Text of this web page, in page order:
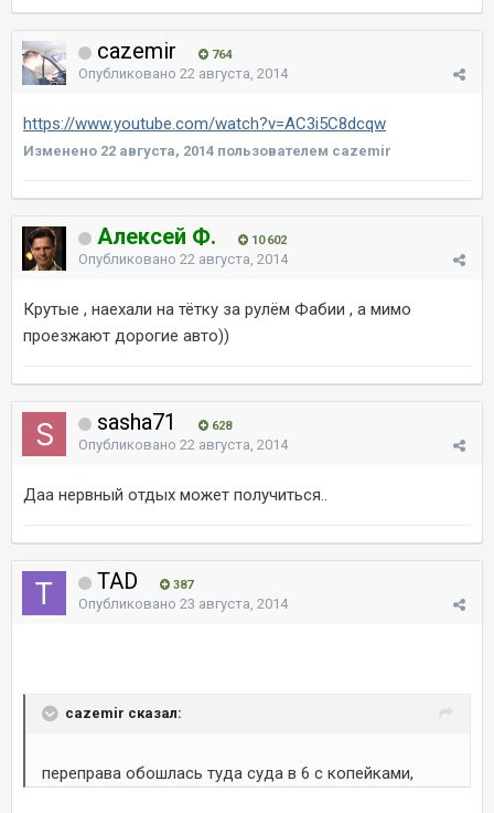
cazemir 764
Опубликовано 22 августа, 2014
https://www.youtube.com/watch?v=AC3i5C8dcqw
Изменено 22 августа, 2014 пользователем cazemir
Алексей Ф. 10 602
Опубликовано 22 августа, 2014
Крутые , наехали на тётку за рулём Фабии , а мимо
проезжают дорогие авто))
sasha71 628
Опубликовано 22 августа, 2014
Даа нервный отдых может получиться..
TAD 387
Опубликовано 23 августа, 2014
cazemir сказал:
переправа обошлась туда суда в 6 с копейками,